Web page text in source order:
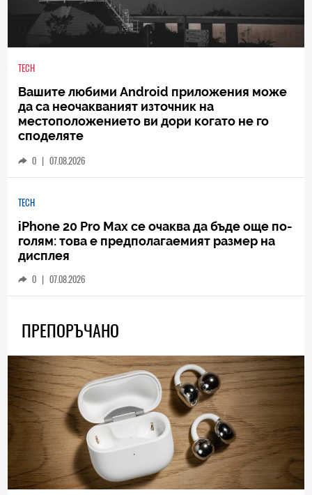
TECH
Вашите любими Android приложения може
да са неочакваният източник на
местоположението ви дори когато не го
споделяте
0 | 07.08.2026
TECH
iPhone 20 Pro Max се очаква да бъде още по-
голям: това е предполагаемият размер на
дисплея
0 07.08.2026
ПРЕПОРЪЧАНО